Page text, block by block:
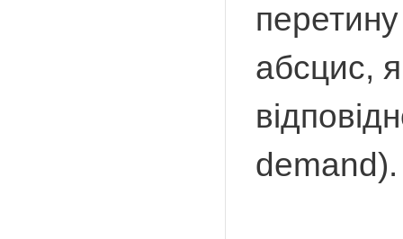
абсцис,
demand).